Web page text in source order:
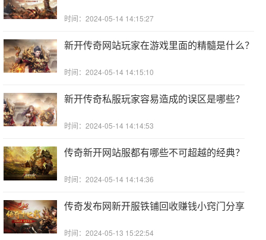
时间：2024-05-14 14:15:27
新开传奇网站玩家在游戏里面的精髓是什么？
时间：2024-05-14 14:15:10
新开传奇私服玩家容易造成的误区是哪些？
时间：2024-05-14 14:14:53
传奇新开网站服都有哪些不可超越的经典？
时间：2024-05-14 14:14:36
传奇发布网新开服铁铺回收赚钱小窍门分享
时间：2024-05-13 15:22:54